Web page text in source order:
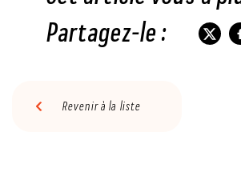
Revenir à la liste
Partagez-le :